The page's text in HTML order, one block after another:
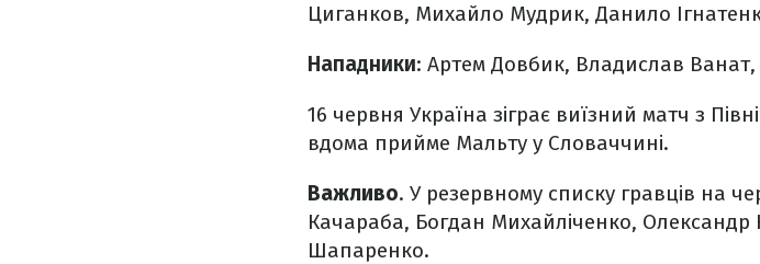
Циганков, Михайло Мудрик, Данило
Нападники: Артем Довбик, Владислав Ванат,
16 червня Україна зіграє виїзний матч з
вдома прийме Мальту у Словаччині.
Важливо. У резервному списку гравців на
Качараба, Богдан Михайліченко,
Шапаренко.